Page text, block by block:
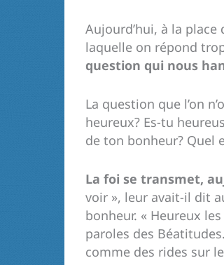
Aujourd’hui, à la
laquelle on répond
question qui nous
La question que l’on
heureux? Es-tu
de ton bonheur? Quel
La foi se transmet,
voir », leur avait-il dit
bonheur. « Heureux
paroles des
comme des rides sur